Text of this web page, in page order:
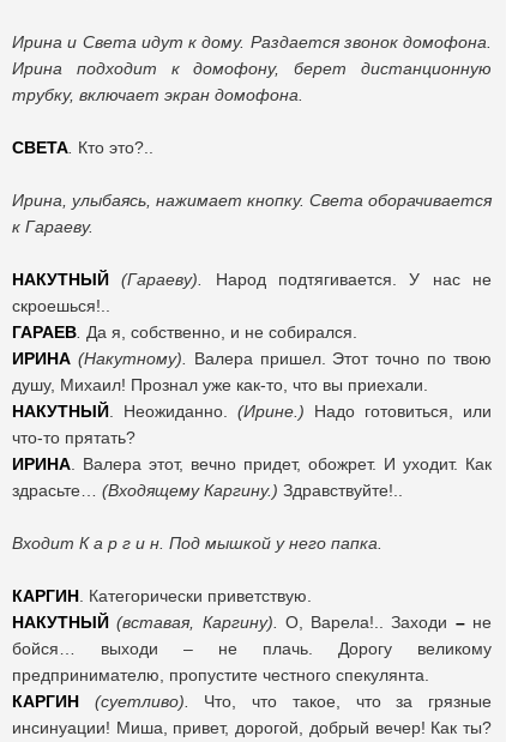
Ирина и Света идут к дому. Раздается звонок домофона.
Ирина подходит к домофону, берет дистанционную
трубку, включает экран домофона.
СВЕТА Кто это?..
Ирина, улыбаясь, нажимает кнопку. Света оборачивается
к Гараеву.
НАКУТНЫЙ (Гараеву).
Народ подтягивается. У нас не
скроешься!..
ГАРАЕВ Да я, собственно, и не собирался.
ИРИНА (Накутному).
Валера пришел. Этот точно по твою
душу, Михаил! Прознал уже как-то, что вы приехали.
НАКУТНЫЙ . Неожиданно. (Ирине.) Надо готовиться, или
что-то прятать?
ИРИНА . Валера этот, вечно придет, обожрет. И уходит. Как
здрасьте… (Входящему Каргину.) Здравствуйте!..
Входит К а р г и н. Под мышкой у него папка.
КАРГИН . Категорически приветствую.
НАКУТНЫЙ (вставая, Каргину). О, Варела!.. Заходи – не
бойся… выходи – не плачь. Дорогу великому
предпринимателю, пропустите честного спекулянта.
КАРГИН
(суетливо).
Что, что такое, что за грязные
инсинуации! Миша, привет, дорогой, добрый вечер! Как ты?